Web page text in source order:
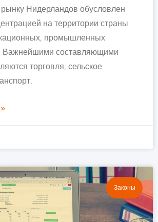
рынку Нидерландов обусловлен
на территории страны
промышленных
Важнейшими составляющими
торговля, сельское
Законы